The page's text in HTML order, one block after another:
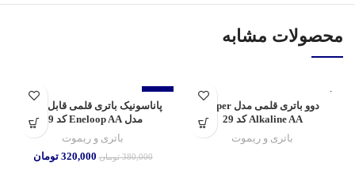
محصولات مشابه
تمام شده
دوو باتری قلمی مدل Super
Alkaline AA کد 29
باتری و ریموت
-16%
پاناسونیک باتری قلمی قابل شارژ
مدل Eneloop AA کد 29
باتری و ریموت
380,000 تومان 320,000 تومان